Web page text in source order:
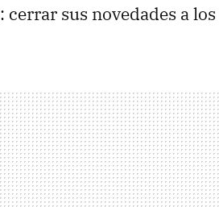
: cerrar sus novedades a